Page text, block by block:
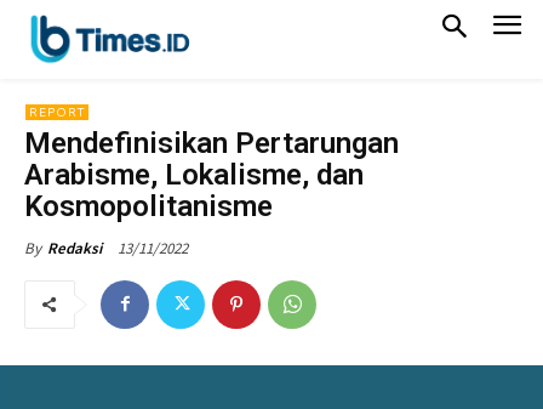
REPORT
Mendefinisikan Pertarungan
Arabisme, Lokalisme, dan
Kosmopolitanisme
By Redaksi 13/11/2022